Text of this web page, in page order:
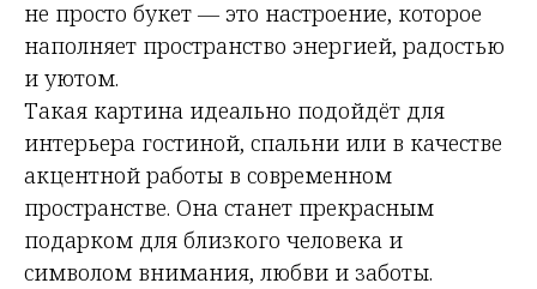
не просто букет — это настроение, которое
наполняет пространство энергией, радостью
и уютом.
Такая картина идеально подойдёт для
интерьера гостиной, спальни или в качестве
акцентной работы в современном
пространстве. Она станет прекрасным
подарком для близкого человека и
символом внимания, любви и заботы.